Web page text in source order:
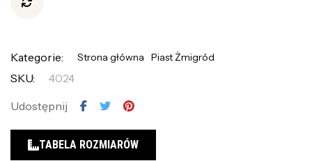
Kategorie: Strona główna Piast Żmigród
SKU:
4024
Udostępnij
TABELA ROZMIARÓW